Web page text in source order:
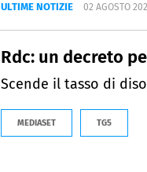
ULTIME NOTIZIE 02 AGOSTO
Rdc: un decreto
Scende il tasso di
MEDIASET TG5